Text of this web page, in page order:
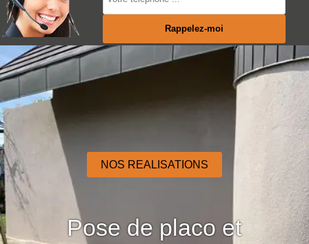
NOS REALISATIONS
Pose de placo et